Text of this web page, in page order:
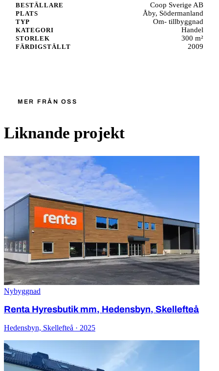
BESTÄLLARE Coop Sverige AB
PLATS Åby, Södermanland
TYP Om- tillbyggnad
KATEGORI Handel
STORLEK 300 m²
FÄRDIGSTÄLLT 2009
MER FRÅN OSS
Liknande projekt
Nybyggnad
Renta Hyresbutik mm, Hedensbyn, Skellefteå
Hedensbyn, Skellefteå · 2025